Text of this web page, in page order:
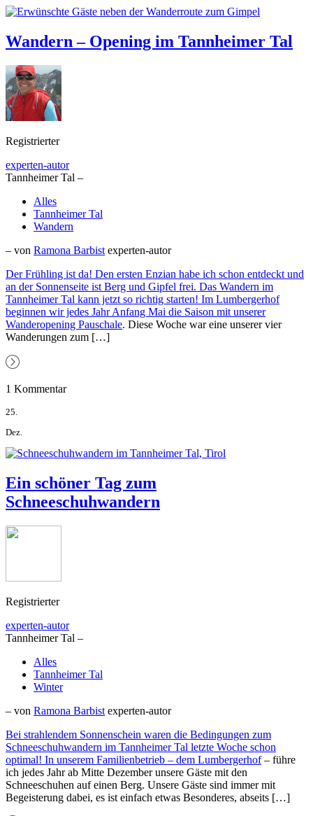
Wandern – Opening im Tannheimer Tal
Registrierter
experten-autor
Tannheimer Tal –
Alles
Tannheimer Tal
Wandern
– von Ramona Barbist experten-autor
Der Frühling ist da! Den ersten Enzian habe ich schon entdeckt und
an der Sonnenseite ist Berg und Gipfel frei. Das Wandern im
Tannheimer Tal kann jetzt so richtig starten! Im Lumbergerhof
beginnen wir jedes Jahr Anfang Mai die Saison mit unserer
Wanderopening Pauschale. Diese Woche war eine unserer vier
Wanderungen zum […]
1 Kommentar
25.
Dez.
Ein schöner Tag zum
Schneeschuhwandern
Registrierter
experten-autor
Tannheimer Tal –
Alles
Tannheimer Tal
Winter
– von Ramona Barbist experten-autor
Bei strahlendem Sonnenschein waren die Bedingungen zum
Schneeschuhwandern im Tannheimer Tal letzte Woche schon
optimal! In unserem Familienbetrieb – dem Lumbergerhof– führe
ich jedes Jahr ab Mitte Dezember unsere Gäste mit den
Schneeschuhen auf einen Berg. Unsere Gäste sind immer mit
Begeisterung dabei, es ist einfach etwas Besonderes, abseits […]